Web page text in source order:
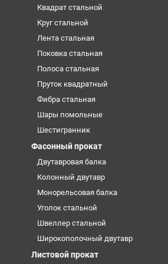
Квадрат стальной
Круг стальной
Лента стальная
Поковка стальная
Полоса стальная
Пруток квадратный
Фибра стальная
Шары помольные
Шестигранник
Фасонный прокат
Двутавровая балка
Колонный двутавр
Монорельсовая балка
Уголок стальной
Швеллер стальной
Широкополочный двутавр
Листовой прокат